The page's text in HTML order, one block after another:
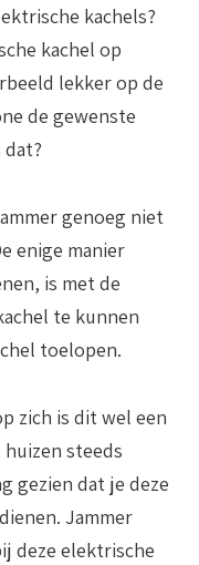
kachels?
kachel op
lekker op de
de gewenste
genoeg niet
enige manier
is met de
te kunnen
toelopen.
zich is dit wel een
huizen steeds
gezien dat je deze
Jammer
deze elektrische